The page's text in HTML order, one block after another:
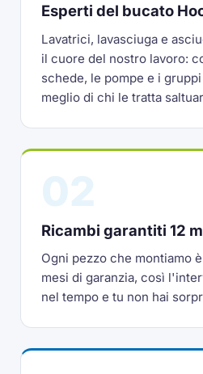
Esperti del bucato
Lavatrici, lavasciuga e
il cuore del nostro lavoro:
schede, le pompe e i
meglio di chi le tratta
Ricambi garantiti 12
Ogni pezzo che montiamo
mesi di garanzia, così
nel tempo e tu non hai